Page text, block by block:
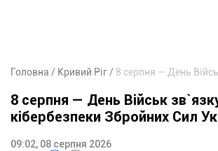
Головна Кривий Ріг
8 серпня — День Військ
кібербезпеки Збройних Сил
09:02, 08 серпня 2026